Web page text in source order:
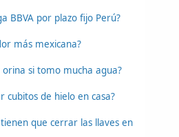
BBVA por plazo fijo Perú?
más mexicana?
orina si tomo mucha agua?
cubitos de hielo en casa?
que cerrar las llaves en